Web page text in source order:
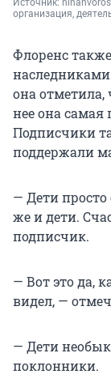
Источник:
организация,
Флоренс также
она отметила,
нее она самая
Подписчики
поддержали
— Дети просто
же и дети.
подписчик.
— Вот это да,
видел, —
— Дети
поклонники.